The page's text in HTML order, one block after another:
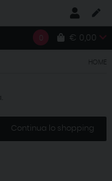
0 € 0,00
HOME
Continua lo shopping